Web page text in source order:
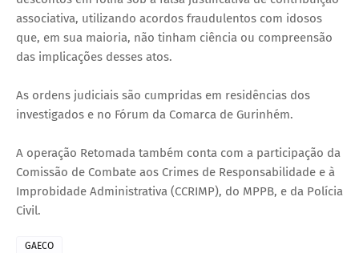
associativa, utilizando acordos fraudulentos com idosos
que, em sua maioria, não tinham ciência ou compreensão
das implicações desses atos.
As ordens judiciais são cumpridas em residências dos
investigados e no Fórum da Comarca de Gurinhém.
A operação Retomada também conta com a participação da
Comissão de Combate aos Crimes de Responsabilidade e à
Improbidade Administrativa (CCRIMP), do MPPB, e da Polícia
Civil.
GAECO